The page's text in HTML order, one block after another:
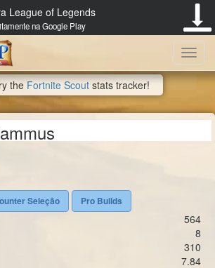
League of Legends
na Google Play
the Fortnite Scout stats tracker!
Seleção Pro Builds
564
8
310
7.84